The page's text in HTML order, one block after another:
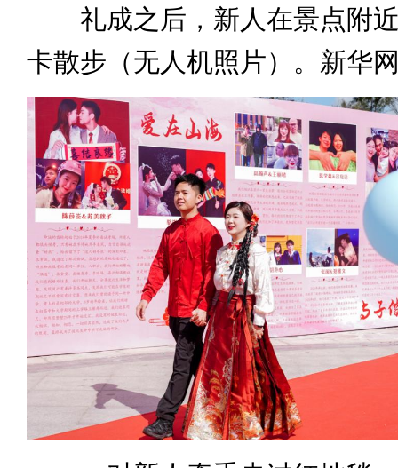
礼成之后，新人在景点附近
卡散步（无人机照片）。新华